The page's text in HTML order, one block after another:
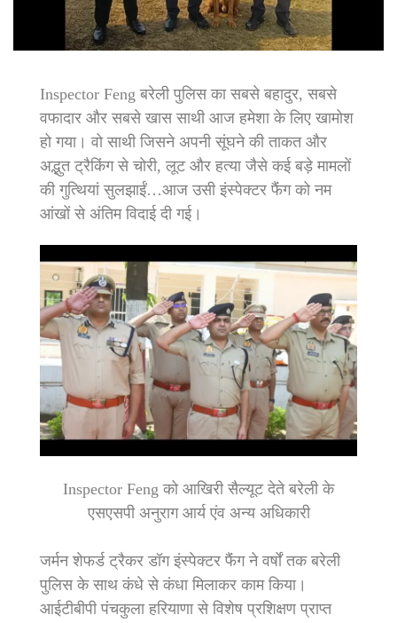
Inspector Feng बरेली पुलिस का सबसे बहादुर, सबसे
वफादार और सबसे खास साथी आज हमेशा के लिए खामोश
हो गया। वो साथी जिसने अपनी सूंघने की ताकत और
अद्भुत ट्रैकिंग से चोरी, लूट और हत्या जैसे कई बड़े मामलों
की गुत्थियां सुलझाईं…आज उसी इंस्पेक्टर फैंंग को नम
आंखों से अंतिम विदाई दी गई।
Inspector Feng को आखिरी सैल्यूट देते बरेली के
एसएसपी अनुराग आर्य एंव अन्य अधिकारी
जर्मन शेफर्ड ट्रैकर डॉग इंस्पेक्टर फैंंग ने वर्षों तक बरेली
पुलिस के साथ कंधे से कंधा मिलाकर काम किया।
आईटीबीपी पंचकुला हरियाणा से विशेष प्रशिक्षण प्राप्त